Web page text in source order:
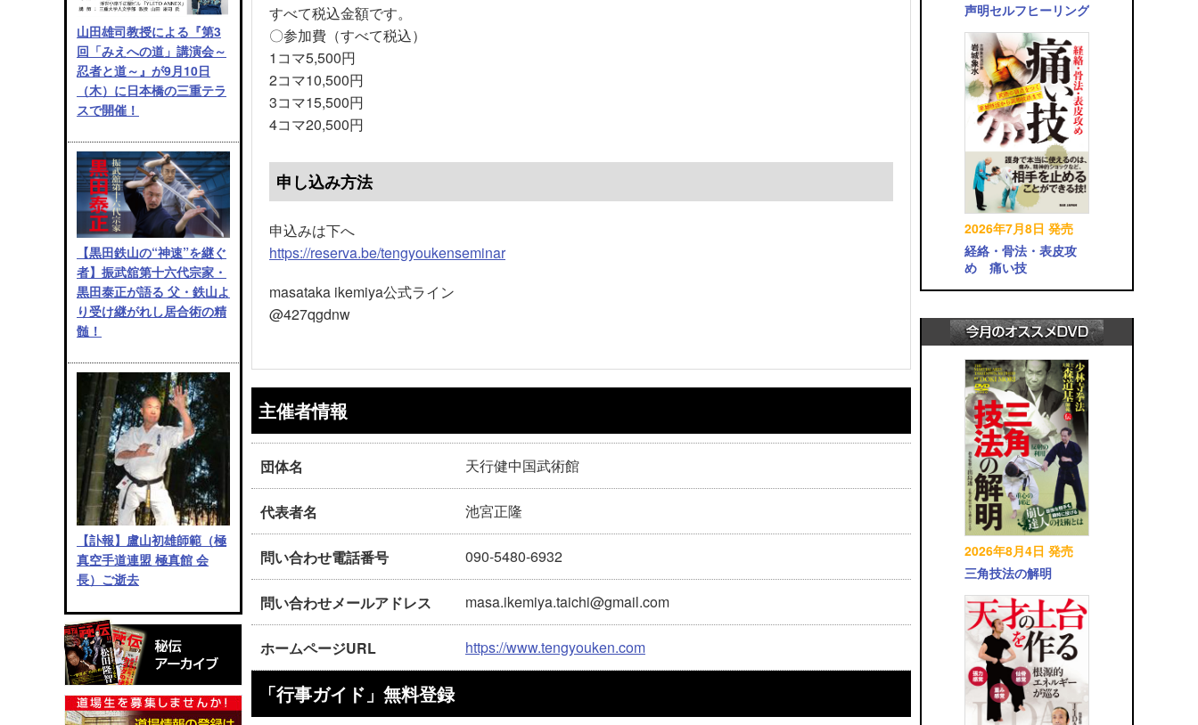
山田雄司教授による『第3
回「みえへの道」講演会～
忍者と道～』が9月10日
（木）に日本橋の三重テラ
スで開催！
【黒田鉄山の“神速”を継ぐ
者】振武舘第十六代宗家・
黒田泰正が語る 父・鉄山よ
り受け継がれし居合術の精
髄！
【訃報】盧山初雄師範（極
真空手道連盟 極真館 会
長）ご逝去
すべて税込金額です。
〇参加費（すべて税込）
1コマ5,500円
2コマ10,500円
3コマ15,500円
4コマ20,500円
申し込み方法
申込みは下へ
https://reserva.be/tengyoukenseminar
masataka ikemiya公式ライン
@427qgdnw
主催者情報
団体名 天行健中国武術館
代表者名 池宮正隆
問い合わせ電話番号 090-5480-6932
問い合わせメールアドレス masa.ikemiya.taichi@gmail.com
ホームページURL https://www.tengyouken.com
「行事ガイド」無料登録
声明セルフヒーリング
2026年7月8日 発売
経絡・骨法・表皮攻
め 痛い技
2026年8月4日 発売
三角技法の解明